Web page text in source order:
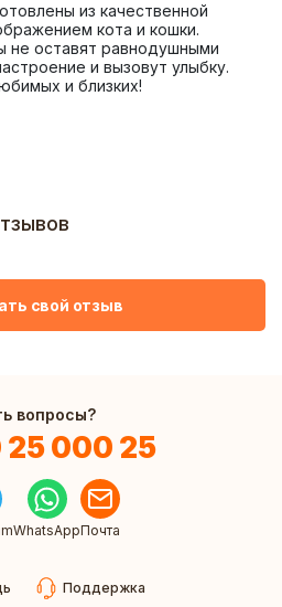
из качественной
кота и кошки.
не оставят равнодушными
и вызовут улыбку.
и близких!
свой отзыв
вопросы?
25 000 25
WhatsAppПочта
Поддержка